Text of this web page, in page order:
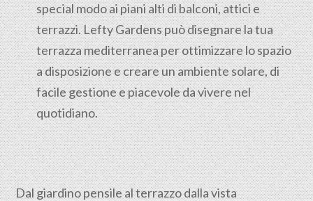
special modo ai piani alti di balconi, attici e
terrazzi. Lefty Gardens può disegnare la tua
terrazza mediterranea per ottimizzare lo spazio
a disposizione e creare un ambiente solare, di
facile gestione e piacevole da vivere nel
quotidiano.
Dal giardino pensile al terrazzo dalla vista